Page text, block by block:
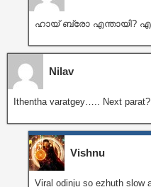
ഹായ് ബ്രോ എന്തായി?
Nilav
Ithentha varatgey….. Next parat?
Vishnu
Viral odinju so ezhuth slow